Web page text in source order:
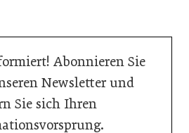
Abonnieren Sie
Newsletter und
Sie sich Ihren